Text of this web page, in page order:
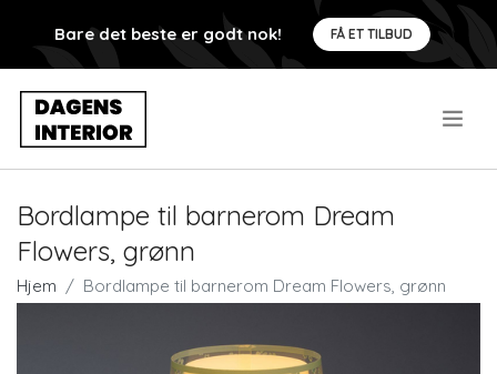
Bare det beste er godt nok! FÅ ET TILBUD
Bordlampe til barnerom Dream
Flowers, grønn
Hjem Bordlampe til barnerom Dream Flowers, grønn